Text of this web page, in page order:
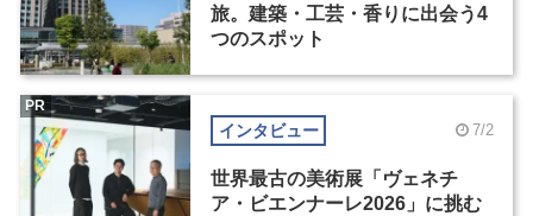
旅。建築・工芸・香りに出会う4
つのスポット
インタビュー 7/2
世界最古の美術展「ヴェネチ
ア・ビエンナーレ2026」に挑む
PR